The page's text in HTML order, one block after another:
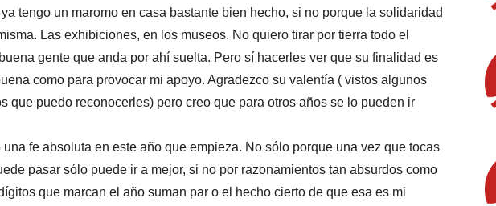
tengo un maromo en casa bastante bien hecho, si no porque la solidaridad
Las exhibiciones, en los museos. No quiero tirar por tierra todo el
gente que anda por ahí suelta. Pero sí hacerles ver que su finalidad es
como para provocar mi apoyo. Agradezco su valentía ( vistos algunos
que puedo reconocerles) pero creo que para otros años se lo pueden ir
una fe absoluta en este año que empieza. No sólo porque una vez que tocas
pasar sólo puede ir a mejor, si no por razonamientos tan absurdos como
que marcan el año suman par o el hecho cierto de que esa es mi